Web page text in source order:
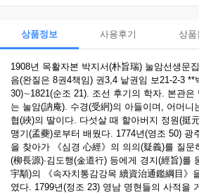
상품정보 사용후기 상품
1908년 목활자본 박지서(朴旨瑞) 눌암선생문
음(완질은 8권4책임) 권3,4 낱권임 보21-2-3 **
30)∼1821(순조 21). 조선 후기의 학자. 본관은
는 눌암(訥庵). 수경(受絅)의 아들이며, 어머니
협(綊)의 딸이다. 다섯살 때 할아버지 정원(挺
맹기(孟蘷)로부터 배웠다. 1774년(영조 50) 광
을 찾아가 《심경 心經》의 의의(疑義)를 질문
(柳長源)·김도행(金道行) 등에게 경지(經旨)를
宇顒)의 《속자치통감강목 續資治通鑑綱目》
였다. 1799년(정조 23) 영남 명현들의 사적을